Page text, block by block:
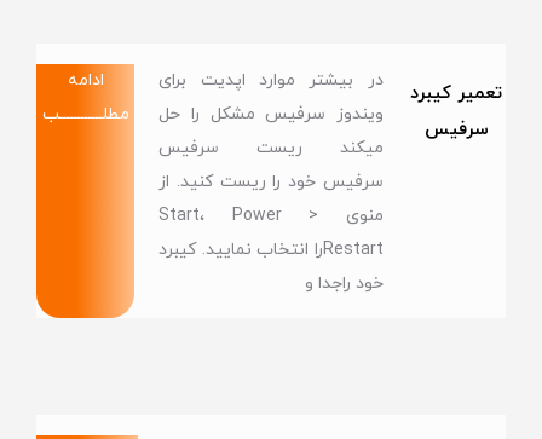
تعمیر کیبرد
سرفیس
در بیشتر موارد اپدیت برای
ویندوز سرفیس مشکل را حل
میکند ریست سرفیس
سرفیس خود را ریست کنید. از
منوی Start، Power >
Restartرا انتخاب نمایید. کیبرد
خود راجدا و
ادامه
مطلــــــــــــب